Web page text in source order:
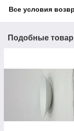
Все условия
Подобные